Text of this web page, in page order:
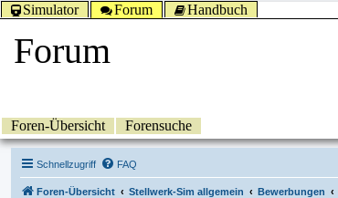
Simulator Forum Handbuch
Forum
Foren-Übersicht Forensuche
Schnellzugriff FAQ
Foren-Übersicht Stellwerk-Sim allgemein Bewerbungen